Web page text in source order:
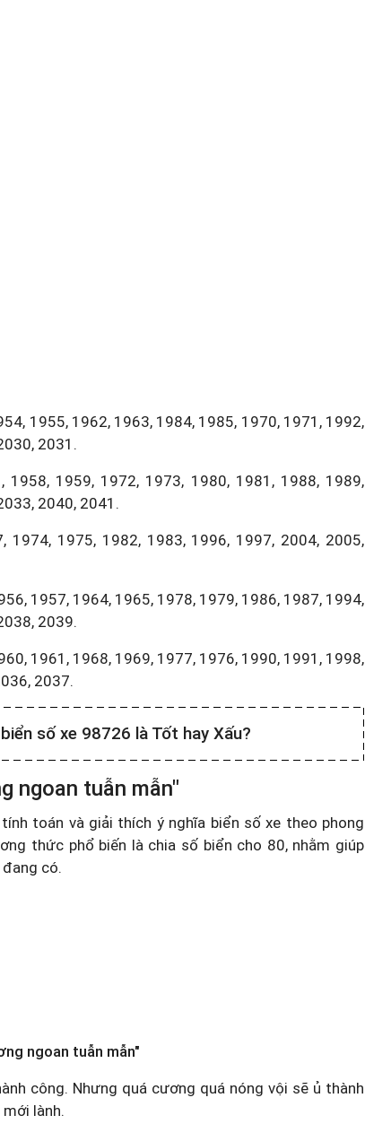
1955, 1962, 1963, 1984, 1985, 1970, 1971, 1992,
2031.
1958, 1959, 1972, 1973, 1980, 1981, 1988, 1989,
2040, 2041.
1974, 1975, 1982, 1983, 1996, 1997, 2004, 2005,
1957, 1964, 1965, 1978, 1979, 1986, 1987, 1994,
2039.
1961, 1968, 1969, 1977, 1976, 1990, 1991, 1998,
2037.
số xe 98726 là Tốt hay Xấu?
ngoan tuẫn mẫn"
toán và giải thích ý nghĩa biển số xe theo phong
thức phổ biến là chia số biển cho 80, nhằm giúp
đang có.
ngoan tuẫn mẫn"
công. Nhưng quá cương quá nóng vội sẽ ủ thành
lành.